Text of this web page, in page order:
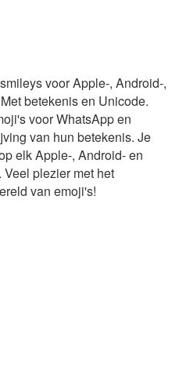
voor Apple-, Android-,
betekenis en Unicode.
voor WhatsApp en
van hun betekenis. Je
elk Apple-, Android- en
plezier met het
van emoji's!